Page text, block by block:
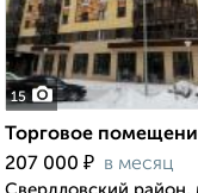
15
Торговое
207 000 ₽ в месяц